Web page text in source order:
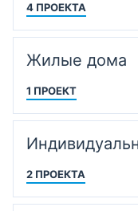
4 ПРОЕКТА
Жилые дома
1 ПРОЕКТ
2 ПРОЕКТА